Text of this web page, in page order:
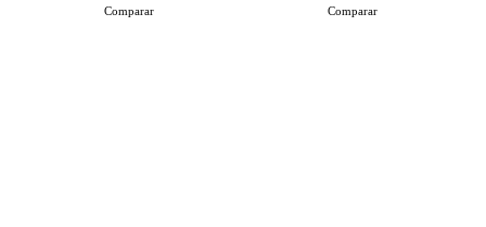
Comparar Comparar